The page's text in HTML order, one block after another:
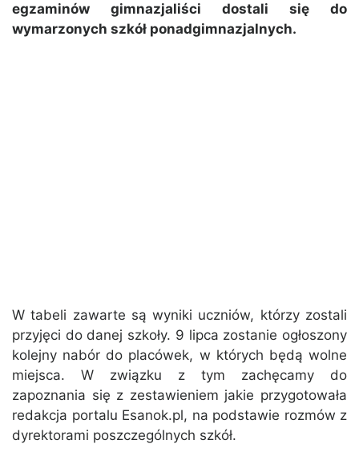
egzaminów gimnazjaliści dostali się do
wymarzonych szkół ponadgimnazjalnych.
W tabeli zawarte są wyniki uczniów, którzy zostali
przyjęci do danej szkoły. 9 lipca zostanie ogłoszony
kolejny nabór do placówek, w których będą wolne
miejsca. W związku z tym zachęcamy do
zapoznania się z zestawieniem jakie przygotowała
redakcja portalu Esanok.pl, na podstawie rozmów z
dyrektorami poszczególnych szkół.